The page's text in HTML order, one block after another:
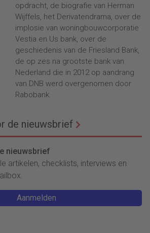
opdracht, de biografie van Herman
Wijffels, het Derivatendrama, over de
implosie van woningbouwcorporatie
Vestia en Us bank, over de
geschiedenis van de Friesland Bank,
de op zes na grootste bank van
Nederland die in 2012 op aandrang
van DNB werd overgenomen door
Rabobank.
de nieuwsbrief
nieuwsbrief
artikelen, checklists, interviews en
Aanmelden